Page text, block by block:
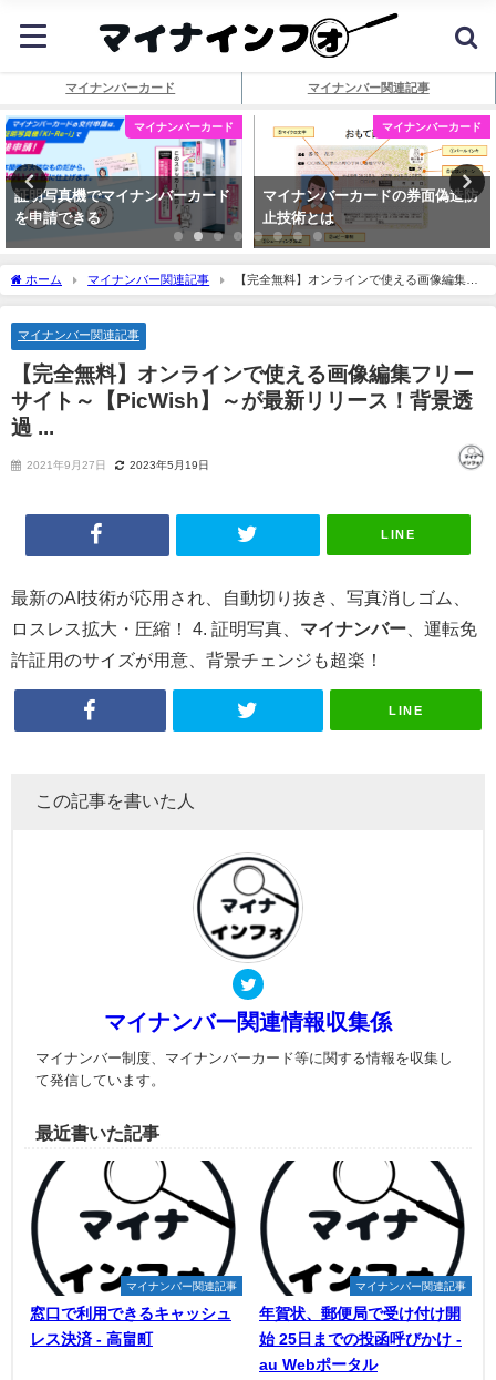
マイナンバーカード マイナンバー関連記事
マイナンバーカード
証明写真機でマイナンバーカード
を申請できる
マイナンバーカード
マイナンバーカードの券面偽造防
止技術とは
ホーム マイナンバー関連記事
【完全無料】オンラインで使える画像編集フ
リーサイト～【PicWish】～が最新リリース！背景透過 ...
マイナンバー関連記事
【完全無料】オンラインで使える画像編集フリー
サイト～【PicWish】～が最新リリース！背景透
過 ...
2021年9月27日 2023年5月19日
LINE
最新のAI技術が応用され、自動切り抜き、写真消しゴム、
ロスレス拡大・圧縮！ 4. 証明写真、 マイナンバー 、運転免
許証用のサイズが用意、背景チェンジも超楽！
LINE
この記事を書いた人
マイナンバー関連情報収集係
マイナンバー制度、マイナンバーカード等に関する情報を収集し
て発信しています。
最近書いた記事
マイナンバー関連記事
窓口で利用できるキャッシュ
レス決済 - 高畠町
マイナンバー関連記事
年賀状、郵便局で受け付け開
始 25日までの投函呼びかけ -
au Webポータル